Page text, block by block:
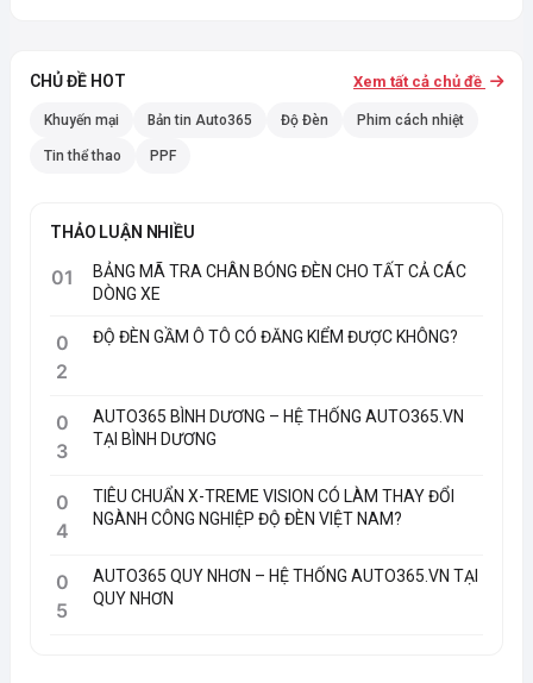
CHỦ ĐỀ HOT Xem tất cả chủ đề
Khuyến mại Bản tin Auto365 Độ Đèn Phim cách nhiệt
Tin thể thao PPF
THẢO LUẬN NHIỀU
01
BẢNG MÃ TRA CHÂN BÓNG ĐÈN CHO TẤT CẢ CÁC
DÒNG XE
0
2
ĐỘ ĐÈN GẦM Ô TÔ CÓ ĐĂNG KIỂM ĐƯỢC KHÔNG?
0
3
AUTO365 BÌNH DƯƠNG – HỆ THỐNG AUTO365.VN
TẠI BÌNH DƯƠNG
0
4
TIÊU CHUẨN X-TREME VISION CÓ LÀM THAY ĐỔI
NGÀNH CÔNG NGHIỆP ĐỘ ĐÈN VIỆT NAM?
0
5
AUTO365 QUY NHƠN – HỆ THỐNG AUTO365.VN TẠI
QUY NHƠN